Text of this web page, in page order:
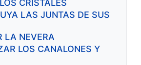
CRISTALES
LAS JUNTAS DE SUS
LA NEVERA
LOS CANALONES Y